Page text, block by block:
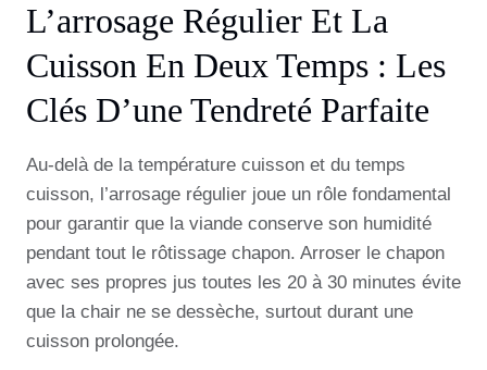
L’arrosage Régulier Et La
Cuisson En Deux Temps : Les
Clés D’une Tendreté Parfaite
Au-delà de la température cuisson et du temps
cuisson, l’arrosage régulier joue un rôle fondamental
pour garantir que la viande conserve son humidité
pendant tout le rôtissage chapon. Arroser le chapon
avec ses propres jus toutes les 20 à 30 minutes évite
que la chair ne se dessèche, surtout durant une
cuisson prolongée.